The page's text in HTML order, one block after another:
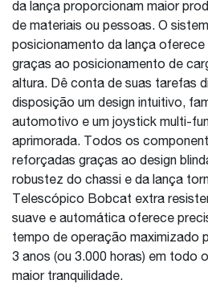
da lança proporcionam maior
de materiais ou pessoas. O
posicionamento da lança oferece
graças ao posicionamento de
altura. Dê conta de suas tarefas
disposição um design intuitivo,
automotivo e um joystick multi-
aprimorada. Todos os
reforçadas graças ao design
robustez do chassi e da lança
Telescópico Bobcat extra
suave e automática oferece
tempo de operação maximizado
3 anos (ou 3.000 horas) em todo
maior tranquilidade.